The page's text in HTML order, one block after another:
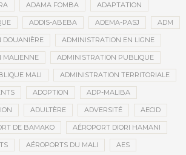
ADAMA FOMBA ADAPTATION
ADDIS-ABEBA ADEMA-PASJ ADM
DOUANIÈRE ADMINISTRATION EN LIGNE
MALIENNE ADMINISTRATION PUBLIQUE
MALI ADMINISTRATION TERRITORIALE
ADOPTION ADP-MALIBA
ADULTÈRE ADVERSITÉ AECID
DE BAMAKO AÉROPORT DIORI HAMANI
AÉROPORTS DU MALI AES